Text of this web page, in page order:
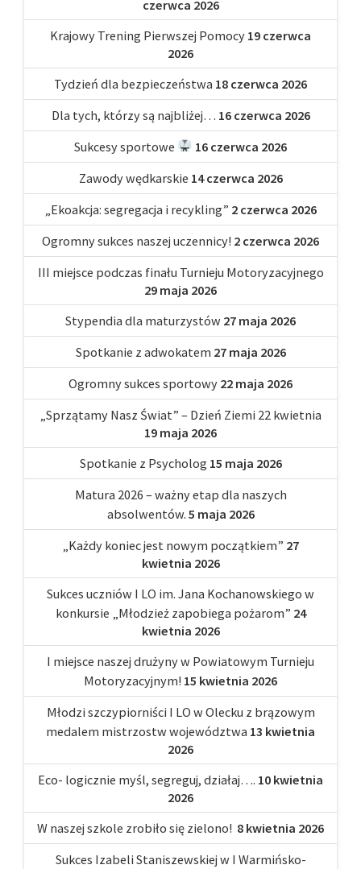
czerwca 2026
Krajowy Trening Pierwszej Pomocy 19 czerwca
2026
Tydzień dla bezpieczeństwa 18 czerwca 2026
Dla tych, którzy są najbliżej… 16 czerwca 2026
Sukcesy sportowe
16 czerwca 2026
Zawody wędkarskie 14 czerwca 2026
„Ekoakcja: segregacja i recykling” 2 czerwca 2026
Ogromny sukces naszej uczennicy! 2 czerwca 2026
III miejsce podczas finału Turnieju Motoryzacyjnego
29 maja 2026
Stypendia dla maturzystów 27 maja 2026
Spotkanie z adwokatem 27 maja 2026
Ogromny sukces sportowy 22 maja 2026
„Sprzątamy Nasz Świat” – Dzień Ziemi 22 kwietnia
19 maja 2026
Spotkanie z Psycholog 15 maja 2026
Matura 2026 – ważny etap dla naszych
absolwentów. 5 maja 2026
„Każdy koniec jest nowym początkiem” 27
kwietnia 2026
Sukces uczniów I LO im. Jana Kochanowskiego w
konkursie „Młodzież zapobiega pożarom” 24
kwietnia 2026
I miejsce naszej drużyny w Powiatowym Turnieju
Motoryzacyjnym! 15 kwietnia 2026
Młodzi szczypiorniści I LO w Olecku z brązowym
medalem mistrzostw województwa 13 kwietnia
2026
Eco- logicznie myśl, segreguj, działaj…. 10 kwietnia
2026
W naszej szkole zrobiło się zielono! 8 kwietnia 2026
Sukces Izabeli Staniszewskiej w I Warmińsko-